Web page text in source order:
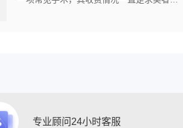
专业顾问24小时客服